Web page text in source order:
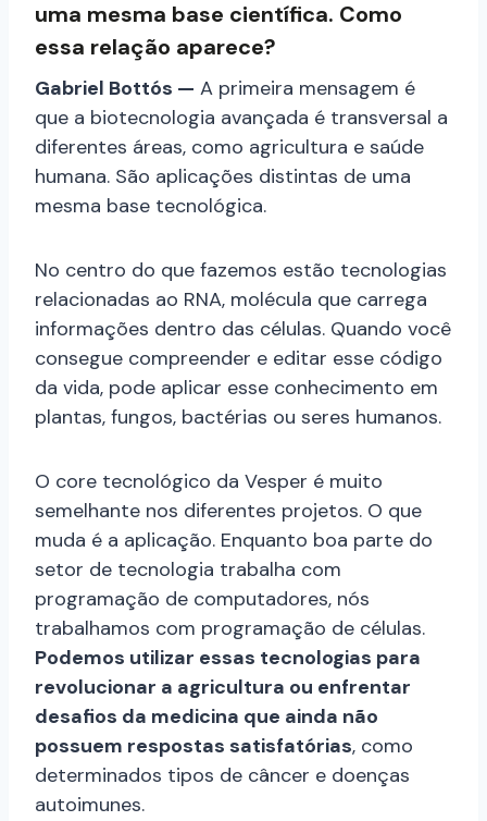
uma mesma base científica. Como
essa relação aparece?
Gabriel Bottós — A primeira mensagem é
que a biotecnologia avançada é transversal a
diferentes áreas, como agricultura e saúde
humana. São aplicações distintas de uma
mesma base tecnológica.
No centro do que fazemos estão tecnologias
relacionadas ao RNA, molécula que carrega
informações dentro das células. Quando você
consegue compreender e editar esse código
da vida, pode aplicar esse conhecimento em
plantas, fungos, bactérias ou seres humanos.
O core tecnológico da Vesper é muito
semelhante nos diferentes projetos. O que
muda é a aplicação. Enquanto boa parte do
setor de tecnologia trabalha com
programação de computadores, nós
trabalhamos com programação de células.
Podemos utilizar essas tecnologias para
revolucionar a agricultura ou enfrentar
desafios da medicina que ainda não
possuem respostas satisfatórias, como
determinados tipos de câncer e doenças
autoimunes.